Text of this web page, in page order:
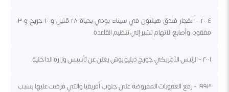
٢٠٠٤ - انفجار فندق هيلتون في سيناء يودي بحياة ٢٨ قتيل و١٠٠ جريح و٣٠
مفقود، وأصابع الاتهام تشير إلى تنظيم القاعدة.
٢٠٠١ - الرئيس الأمريكي جورج دبليو بوش يعلن عن تأسيس وزارة الداخلية.
١٩٩٣ - رفع العقوبات المفروضة على جنوب أفريقيا والتي فرضت عليها بسبب